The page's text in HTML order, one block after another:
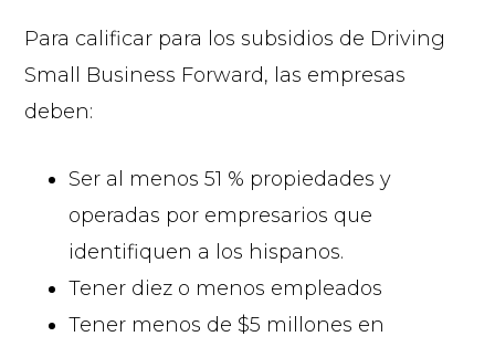
Para calificar para los subsidios de Driving
Small Business Forward, las empresas
deben:
Ser al menos 51 % propiedades y
operadas por empresarios que
identifiquen a los hispanos.
Tener diez o menos empleados
Tener menos de $5 millones en